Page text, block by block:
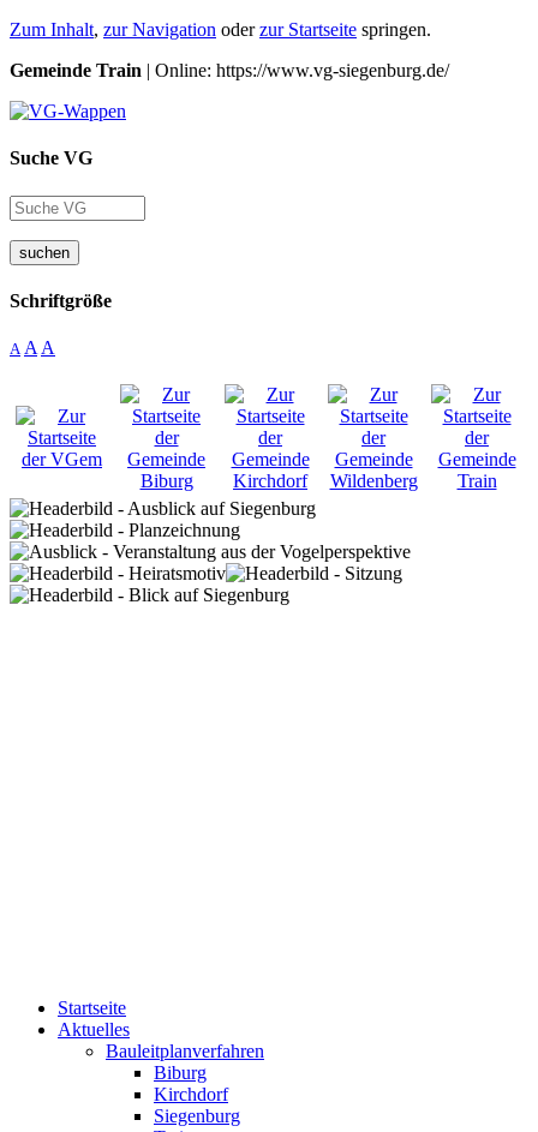
Zum Inhalt, zur Navigation oderzur Startseite springen.
Gemeinde Train | Online: https://www.vg-siegenburg.de/
Suche VG
suchen
Schriftgröße
A A A
Startseite
Aktuelles
Bauleitplanverfahren
Biburg
Kirchdorf
Siegenburg